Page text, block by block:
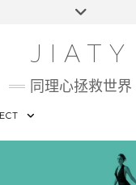
HOME
ABOUT
JIATY
同理心拯救世界